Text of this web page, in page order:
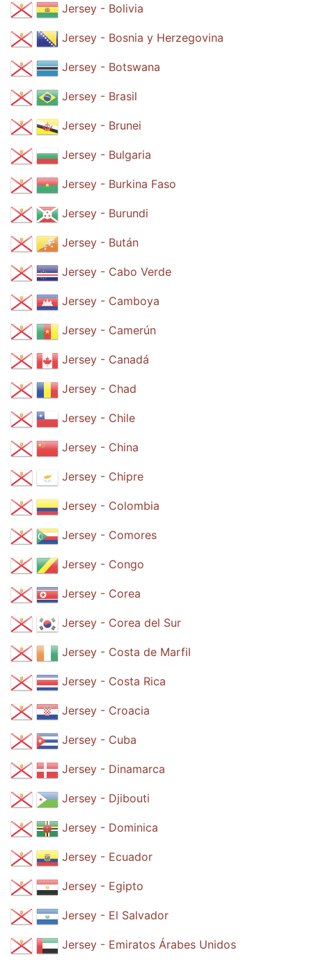
Jersey - Bolivia
Jersey - Bosnia y Herzegovina
Jersey - Botswana
Jersey - Brasil
Jersey - Brunei
Jersey - Bulgaria
Jersey - Burkina Faso
Jersey - Burundi
Jersey - Bután
Jersey - Cabo Verde
Jersey - Camboya
Jersey - Camerún
Jersey - Canadá
Jersey - Chad
Jersey - Chile
Jersey - China
Jersey - Chipre
Jersey - Colombia
Jersey - Comores
Jersey - Congo
Jersey - Corea
Jersey - Corea del Sur
Jersey - Costa de Marfil
Jersey - Costa Rica
Jersey - Croacia
Jersey - Cuba
Jersey - Dinamarca
Jersey - Djibouti
Jersey - Dominica
Jersey - Ecuador
Jersey - Egipto
Jersey - El Salvador
Jersey - Emiratos Árabes Unidos